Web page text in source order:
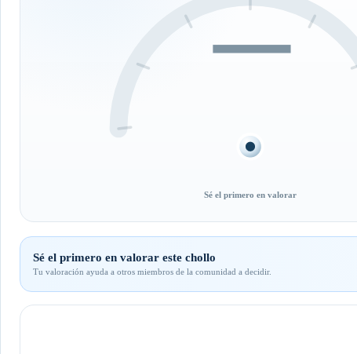
—
Sé el primero en valorar
Sé el primero en valorar este chollo
Tu valoración ayuda a otros miembros de la comunidad a decidir.